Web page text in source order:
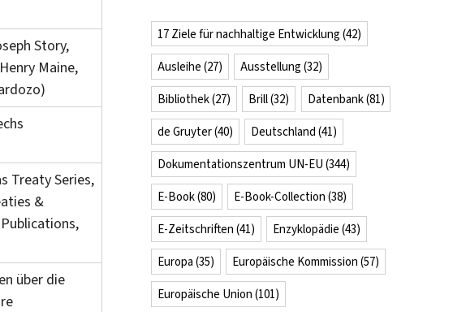
Story,
Maine,
Treaty Series,
&
über die
17 Ziele für nachhaltige Entwicklung (42)
Ausleihe (27) Ausstellung (32)
Bibliothek(27) Brill(32) Datenbank(81)
de Gruyter(40) Deutschland (41)
Dokumentationszentrum UN-EU (344)
E-Book(80) E-Book-Collection (38)
E-Zeitschriften (41) Enzyklopädie (43)
Europa (35) Europäische Kommission (57)
Europäische Union (101)